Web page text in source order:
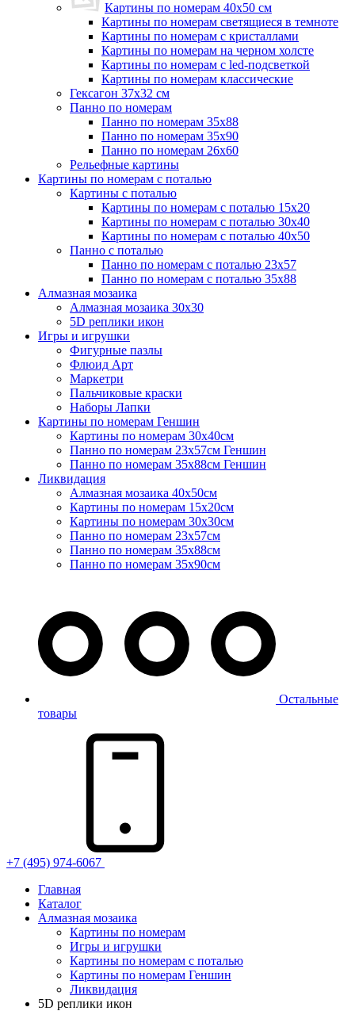
Картины по номерам 40х50 см
Картины по номерам светящиеся в темноте
Картины по номерам с кристаллами
Картины по номерам на черном холсте
Картины по номерам с led-подсветкой
Картины по номерам классические
Гексагон 37х32 см
Панно по номерам
Панно по номерам 35х88
Панно по номерам 35х90
Панно по номерам 26х60
Рельефные картины
Картины по номерам с поталью
Картины с поталью
Картины по номерам с поталью 15х20
Картины по номерам с поталью 30х40
Картины по номерам с поталью 40х50
Панно с поталью
Панно по номерам с поталью 23х57
Панно по номерам с поталью 35х88
Алмазная мозаика
Алмазная мозаика 30х30
5D реплики икон
Игры и игрушки
Фигурные пазлы
Флюид Арт
Маркетри
Пальчиковые краски
Наборы Лапки
Картины по номерам Геншин
Картины по номерам 30х40см
Панно по номерам 23х57см Геншин
Панно по номерам 35х88см Геншин
Ликвидация
Алмазная мозаика 40х50см
Картины по номерам 15х20см
Картины по номерам 30х30см
Панно по номерам 23х57см
Панно по номерам 35х88см
Панно по номерам 35х90см
Остальные
товары
+7 (495) 974-6067
Главная
Каталог
Алмазная мозаика
Картины по номерам
Игры и игрушки
Картины по номерам с поталью
Картины по номерам Геншин
Ликвидация
5D реплики икон